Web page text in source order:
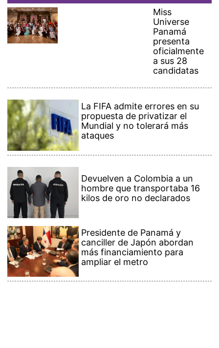
Miss
Universe
Panamá
presenta
oficialmente
a sus 28
candidatas
La FIFA admite errores en su
propuesta de privatizar el
Mundial y no tolerará más
ataques
Devuelven a Colombia a un
hombre que transportaba 16
kilos de oro no declarados
Presidente de Panamá y
canciller de Japón abordan
más financiamiento para
ampliar el metro